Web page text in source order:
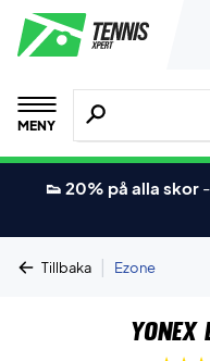
MENY
Sök efter
👟 20% på alla skor -
Tillbaka | Ezone
Yonex